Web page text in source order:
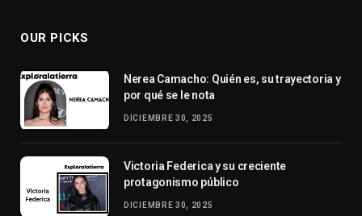
OUR PICKS
Nerea Camacho: Quién es, su trayectoria y
por qué se le nota
DICIEMBRE 30, 2025
Victoria Federica y su creciente
protagonismo público
DICIEMBRE 30, 2025